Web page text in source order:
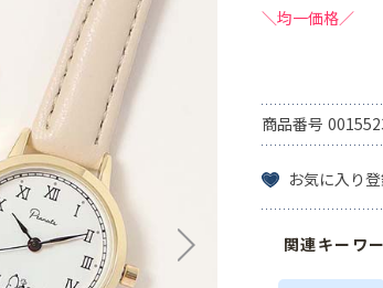
＼均一価格／
商品番号
お気に入り
関連キーワ